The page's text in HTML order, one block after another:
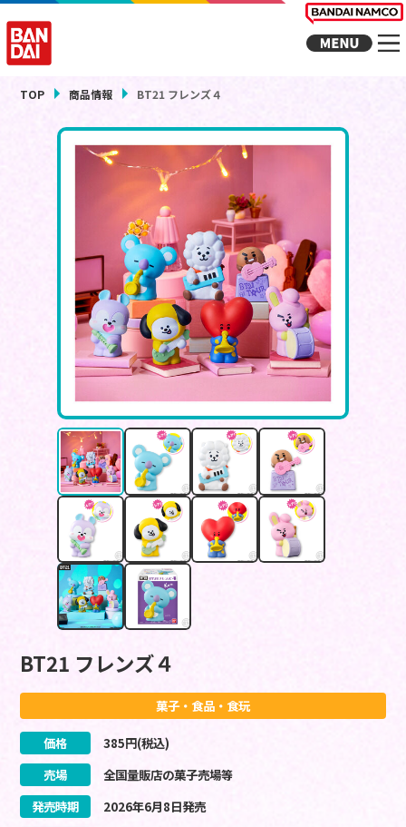
TOP 商品情報 BT21 フレンズ４
BT21 フレンズ４
菓子・食品・食玩
価格 385円(税込)
売場
全国量販店の菓子売場等
発売時期
2026年6月8日発売